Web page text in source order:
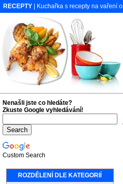
RECEPTY | Kuchařka s recepty na vaření
Nenašli jste co hledáte?
Zkuste Google vyhledávání!
Custom Search
ROZDĚLENÍ DLE KATEGORIÍ